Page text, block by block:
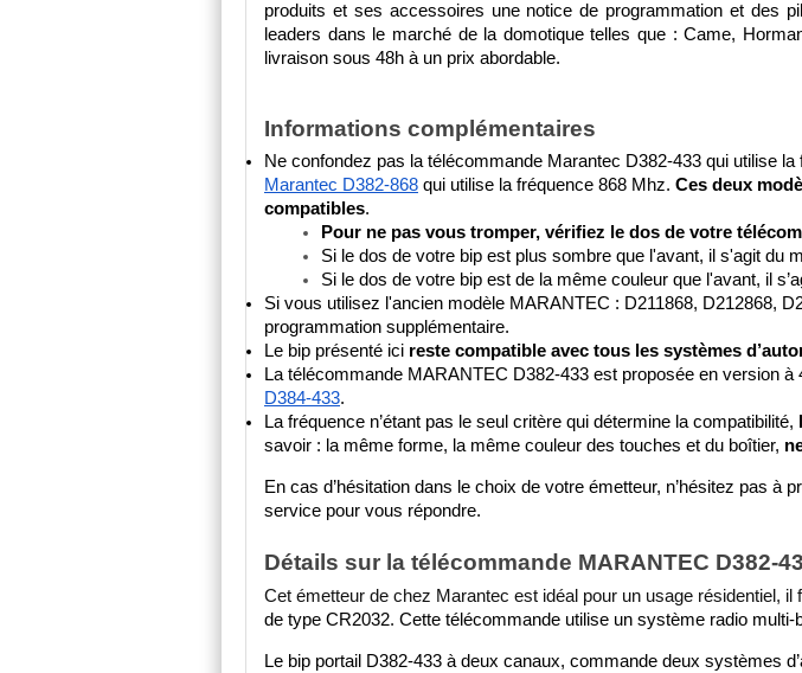
produits et ses accessoires une notice de programmation et des
leaders dans le marché de la domotique telles que : Came,
livraison sous 48h à un prix abordable.
Informations complémentaires
Marantec D382-868 qui utilise la fréquence 868 Mhz. Ces deux
compatibles.
Pour ne pas vous tromper, vérifiez le dos de votre
Si le dos de votre bip est plus sombre que l'avant, il s'agit du
Si le dos de votre bip est de la même couleur que l'avant, il
Si vous utilisez l'ancien modèle MARANTEC : D211868, D212868,
programmation supplémentaire.
Le bip présenté ici reste compatible avec tous les systèmes
La télécommande MARANTEC D382-433 est proposée en version
D384-433.
La fréquence n’étant pas le seul critère qui détermine la compatibilité,
savoir : la même forme, la même couleur des touches et du boîtier,
En cas d’hésitation dans le choix de votre émetteur, n’hésitez pas à
service pour vous répondre.
Détails sur la télécommande MARANTEC D382-
Cet émetteur de chez Marantec est idéal pour un usage résidentiel, il
de type CR2032. Cette télécommande utilise un système radio
Le bip portail D382-433 à deux canaux, commande deux systèmes